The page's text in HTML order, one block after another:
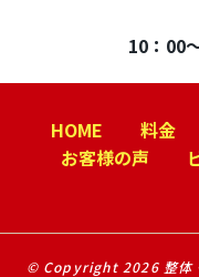
10：00
HOME 料金
お客様の声
© Copyright 2026 整体